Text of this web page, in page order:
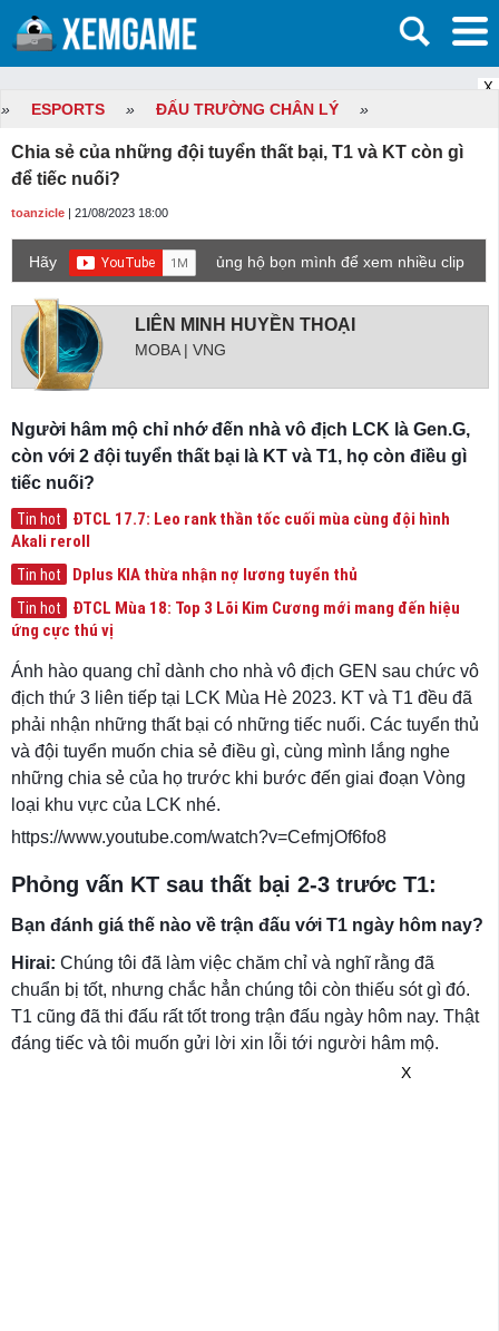
X
» ESPORTS » ĐẤU TRƯỜNG CHÂN LÝ »
Chia sẻ của những đội tuyển thất bại, T1 và KT còn gì
để tiếc nuối?
toanzicle | 21/08/2023 18:00
Hãy
ủng hộ bọn mình để xem nhiều clip
LIÊN MINH HUYỀN THOẠI
MOBA | VNG
Người hâm mộ chỉ nhớ đến nhà vô địch LCK là Gen.G,
còn với 2 đội tuyển thất bại là KT và T1, họ còn điều gì
tiếc nuối?
Tin hot
ĐTCL 17.7: Leo rank thần tốc cuối mùa cùng đội hình
Akali reroll
Tin hot Dplus KIA thừa nhận nợ lương tuyển thủ
Tin hot
ĐTCL Mùa 18: Top 3 Lõi Kim Cương mới mang đến hiệu
ứng cực thú vị
Ánh hào quang chỉ dành cho nhà vô địch GEN sau chức vô
địch thứ 3 liên tiếp tại LCK Mùa Hè 2023. KT và T1 đều đã
phải nhận những thất bại có những tiếc nuối. Các tuyển thủ
và đội tuyển muốn chia sẻ điều gì, cùng mình lắng nghe
những chia sẻ của họ trước khi bước đến giai đoạn Vòng
loại khu vực của LCK nhé.
https://www.youtube.com/watch?v=CefmjOf6fo8
Phỏng vấn KT sau thất bại 2-3 trước T1:
Bạn đánh giá thế nào về trận đấu với T1 ngày hôm nay?
Hirai: Chúng tôi đã làm việc chăm chỉ và nghĩ rằng đã
chuẩn bị tốt, nhưng chắc hẳn chúng tôi còn thiếu sót gì đó.
T1 cũng đã thi đấu rất tốt trong trận đấu ngày hôm nay. Thật
đáng tiếc và tôi muốn gửi lời xin lỗi tới người hâm mộ.
X